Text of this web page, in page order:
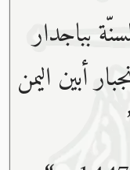
بباجدار
أبين اليمن